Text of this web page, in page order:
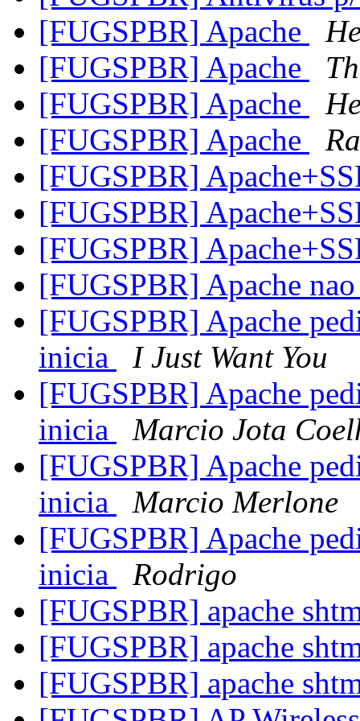
[FUGSPBR] Apache
[FUGSPBR] Apache
[FUGSPBR] Apache
[FUGSPBR] Apache
[FUGSPBR]
[FUGSPBR]
[FUGSPBR]
[FUGSPBR] Apache
[FUGSPBR] Apache
inicia
I Just Want You
[FUGSPBR] Apache
inicia
Marcio Jota
[FUGSPBR] Apache
inicia
Marcio Merlone
[FUGSPBR] Apache
inicia
Rodrigo
[FUGSPBR] apache
[FUGSPBR] apache
[FUGSPBR] apache